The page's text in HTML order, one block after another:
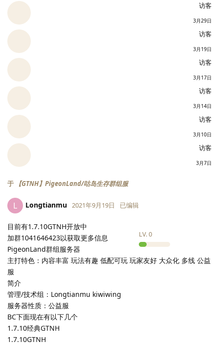
访客
3月29日
访客
3月19日
访客
3月17日
访客
3月14日
访客
3月10日
访客
3月7日
于 【GTNH】PigeonLand/咕岛生存群组服
L Longtianmu
LV.0
2021年9月19日 已编辑
目前有1.7.10GTNH开放中
加群1041646423以获取更多信息
PigeonLand群组服务器
主打特色：内容丰富 玩法有趣 低配可玩 玩家友好 大众化 多线 公益
服
简介
管理/技术组：Longtianmu kiwiwing
服务器性质：公益服
BC下面现在有以下几个
1.7.10经典GTNH
1.7.10GTNH